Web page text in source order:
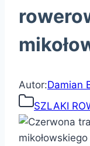
Autor:Damian
SZLAKI